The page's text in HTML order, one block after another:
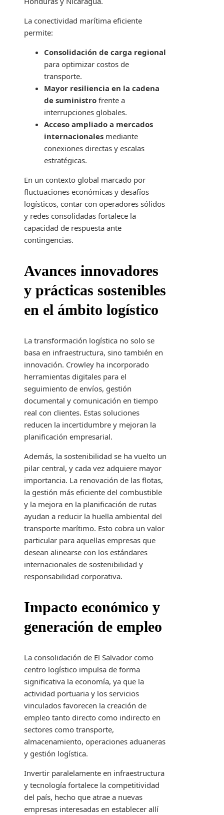
La conectividad marítima eficiente
permite:
Consolidación de carga regional
para optimizar costos de
transporte.
Mayor resiliencia en la cadena
de suministro frente a
interrupciones globales.
Acceso ampliado a mercados
internacionales mediante
conexiones directas y escalas
estratégicas.
En un contexto global marcado por
fluctuaciones económicas y desafíos
logísticos, contar con operadores sólidos
y redes consolidadas fortalece la
capacidad de respuesta ante
contingencias.
Avances innovadores
y prácticas sostenibles
en el ámbito logístico
La transformación logística no solo se
basa en infraestructura, sino también en
innovación. Crowley ha incorporado
herramientas digitales para el
seguimiento de envíos, gestión
documental y comunicación en tiempo
real con clientes. Estas soluciones
reducen la incertidumbre y mejoran la
planificación empresarial.
Además, la sostenibilidad se ha vuelto un
pilar central, y cada vez adquiere mayor
importancia. La renovación de las flotas,
la gestión más eficiente del combustible
y la mejora en la planificación de rutas
ayudan a reducir la huella ambiental del
transporte marítimo. Esto cobra un valor
particular para aquellas empresas que
desean alinearse con los estándares
internacionales de sostenibilidad y
responsabilidad corporativa.
Impacto económico y
generación de empleo
La consolidación de El Salvador como
centro logístico impulsa de forma
significativa la economía, ya que la
actividad portuaria y los servicios
vinculados favorecen la creación de
empleo tanto directo como indirecto en
sectores como transporte,
almacenamiento, operaciones aduaneras
y gestión logística.
Invertir paralelamente en infraestructura
y tecnología fortalece la competitividad
del país, hecho que atrae a nuevas
empresas interesadas en establecer allí